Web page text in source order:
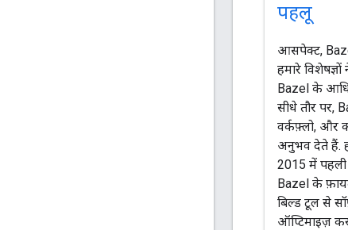
पहलू
आसपेक्ट,
हमारे
Bazel के
सीधे तौर पर,
वर्कफ़्लो, और
अनुभव देते हैं.
2015 में पहली
Bazel के
बिल्ड टूल से
ऑप्टिमाइज़